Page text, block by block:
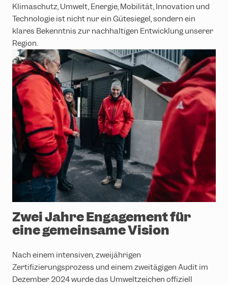
Klimaschutz, Umwelt, Energie, Mobilität, Innovation und
Technologie ist nicht nur ein Gütesiegel, sondern ein
klares Bekenntnis zur nachhaltigen Entwicklung unserer
Region.
Zwei Jahre Engagement für
eine gemeinsame Vision
Nach einem intensiven, zweijährigen
Zertifizierungsprozess und einem zweitägigen Audit im
Dezember 2024 wurde das Umweltzeichen offiziell